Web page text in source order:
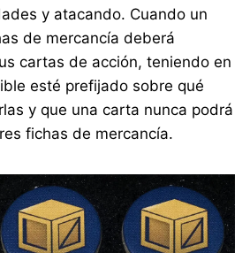
y atacando. Cuando un
de mercancía deberá
cartas de acción, teniendo en
esté prefijado sobre qué
y que una carta nunca podrá
fichas de mercancía.